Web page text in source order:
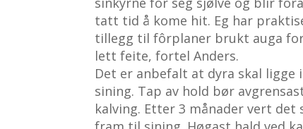
tatt tid å kome hit. Eg har
tillegg til fôrplaner brukt auga
lett feite, fortel Anders.
Det er anbefalt at dyra skal ligge
sining. Tap av hold bør
kalving. Etter 3 månader vert